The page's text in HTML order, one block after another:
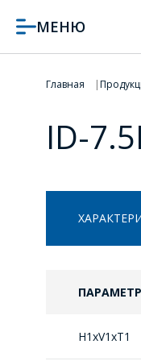
МЕНЮ
Главная
ID-
ПАРАМЕТР
H1xV1xT1